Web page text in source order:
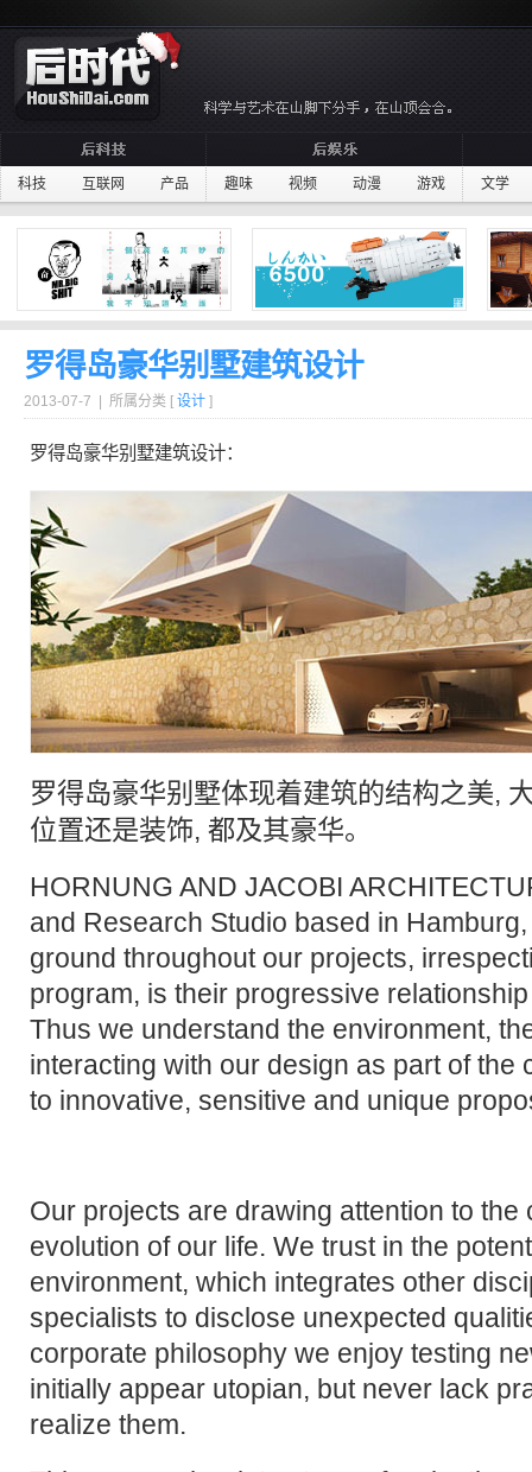
科技 互联网 产品 趣味 视频 动漫 游戏 文学
罗得岛豪华别墅建筑设计
2013-07-7 | 所属分类 [ 设计 ]
罗得岛豪华别墅建筑设计：
罗得岛豪华别墅体现着建筑的结构之美,
位置还是装饰, 都及其豪华。
HORNUNG AND JACOBI
and Research Studio based in
ground throughout our projects,
program, is their progressive
Thus we understand the environment,
interacting with our design as part of the
to innovative, sensitive and unique
Our projects are drawing attention to the
evolution of our life. We trust in the
environment, which integrates other
specialists to disclose unexpected
corporate philosophy we enjoy testing
initially appear utopian, but never lack
realize them.